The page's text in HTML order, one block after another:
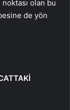
olan bu
de yön